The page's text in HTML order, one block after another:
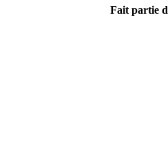
Fait partie